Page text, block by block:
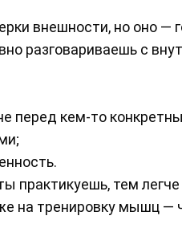
внешности, но оно —
разговариваешь с
перед кем-то
практикуешь, тем легче
на тренировку мышц —